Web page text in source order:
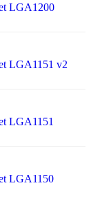
LGA1200
LGA1151 v2
LGA1151
LGA1150